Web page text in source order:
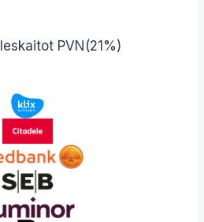
Price
6,23 €
through
€
Ieskaitot PVN(21%)